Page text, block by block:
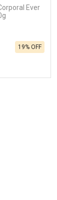
Ever
19% OFF